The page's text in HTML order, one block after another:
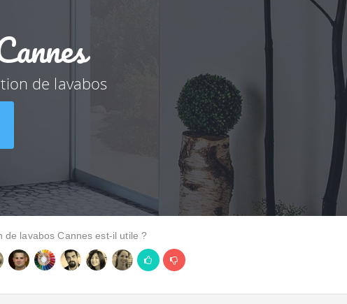
de lavabos
de lavabos Cannes est-il utile ?